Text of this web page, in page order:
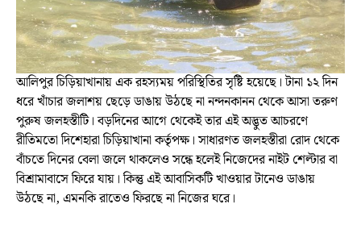
আলিপুর চিড়িয়াখানায় এক রহস্যময় পরিস্থিতির সৃষ্টি হয়েছে। টানা ১২ দিন
ধরে খাঁচার জলাশয় ছেড়ে ডাঙায় উঠছে না নন্দনকানন থেকে আসা তরুণ
পুরুষ জলহস্তীটি। বড়দিনের আগে থেকেই তার এই অদ্ভুত আচরণে
রীতিমতো দিশেহারা চিড়িয়াখানা কর্তৃপক্ষ। সাধারণত জলহস্তীরা রোদ থেকে
বাঁচতে দিনের বেলা জলে থাকলেও সন্ধে হলেই নিজেদের নাইট শেল্টার বা
বিশ্রামাবাসে ফিরে যায়। কিন্তু এই আবাসিকটি খাওয়ার টানেও ডাঙায়
উঠছে না, এমনকি রাতেও ফিরছে না নিজের ঘরে।